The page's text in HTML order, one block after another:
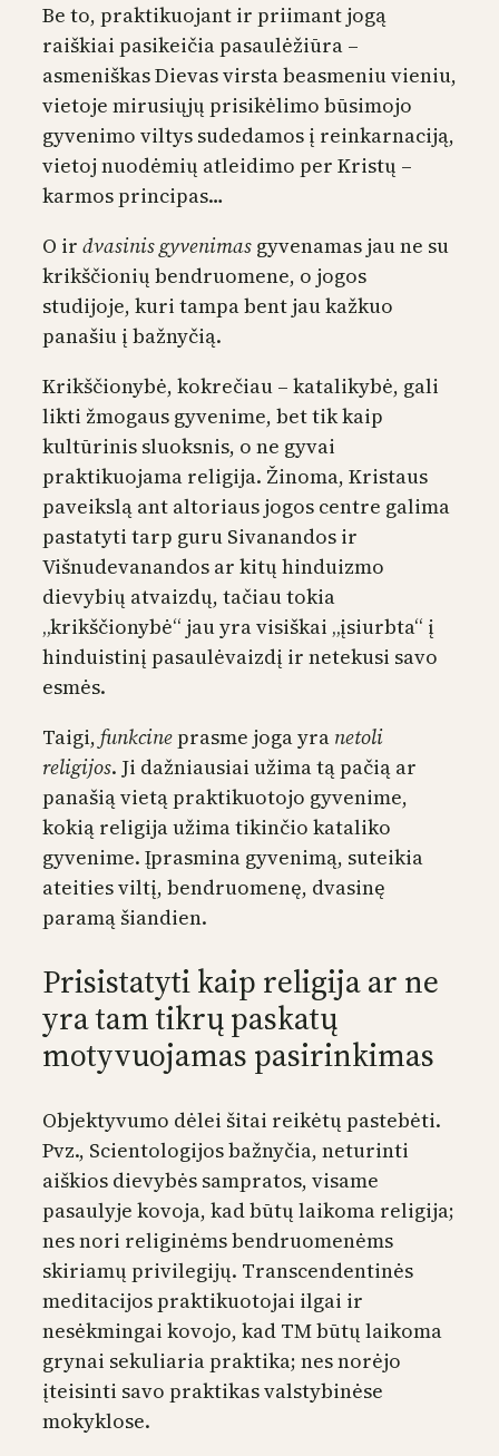
Be to, praktikuojant ir priimant jogą
raiškiai pasikeičia pasaulėžiūra –
asmeniškas Dievas virsta beasmeniu vieniu,
vietoje mirusiųjų prisikėlimo būsimojo
gyvenimo viltys sudedamos į reinkarnaciją,
vietoj nuodėmių atleidimo per Kristų –
karmos principas…
O ir dvasinis gyvenimas gyvenamas jau ne su
krikščionių bendruomene, o jogos
studijoje, kuri tampa bent jau kažkuo
panašiu į bažnyčią.
Krikščionybė, kokrečiau – katalikybė, gali
likti žmogaus gyvenime, bet tik kaip
kultūrinis sluoksnis, o ne gyvai
praktikuojama religija. Žinoma, Kristaus
paveikslą ant altoriaus jogos centre galima
pastatyti tarp guru Sivanandos ir
Višnudevanandos ar kitų hinduizmo
dievybių atvaizdų, tačiau tokia
„krikščionybė“ jau yra visiškai „įsiurbta“ į
hinduistinį pasaulėvaizdį ir netekusi savo
esmės.
Taigi, funkcine prasme joga yra netoli
religijos. Ji dažniausiai užima tą pačią ar
panašią vietą praktikuotojo gyvenime,
kokią religija užima tikinčio kataliko
gyvenime. Įprasmina gyvenimą, suteikia
ateities viltį, bendruomenę, dvasinę
paramą šiandien.
Prisistatyti kaip religija ar ne
yra tam tikrų paskatų
motyvuojamas pasirinkimas
Objektyvumo dėlei šitai reikėtų pastebėti.
Pvz., Scientologijos bažnyčia, neturinti
aiškios dievybės sampratos, visame
pasaulyje kovoja, kad būtų laikoma religija;
nes nori religinėms bendruomenėms
skiriamų privilegijų. Transcendentinės
meditacijos praktikuotojai ilgai ir
nesėkmingai kovojo, kad TM būtų laikoma
grynai sekuliaria praktika; nes norėjo
įteisinti savo praktikas valstybinėse
mokyklose.